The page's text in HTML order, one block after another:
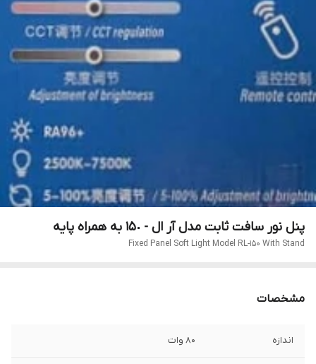
پنل نور سافت ثابت مدل آر ال - ١۵٠ به همراه پایه
Fixed Panel Soft Light Model RL-150 With Stand
مشخصات
اندازه 80 وات